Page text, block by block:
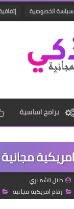
سياسة الخصوصية
برامج اساسية
جلال الشميري
ارقام امريكية مجانية